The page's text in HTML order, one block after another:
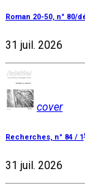
Roman 20-50, n° 80/
31 juil. 2026
cover
Recherches, n° 84 / 1
31 juil. 2026